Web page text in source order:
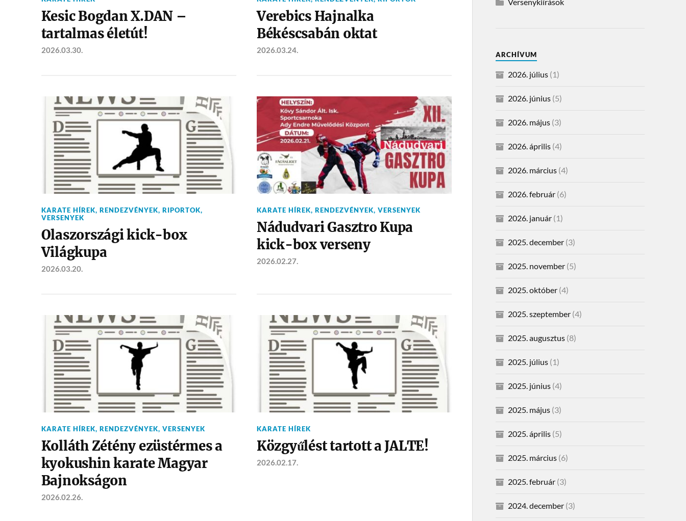
Kesic Bogdan X.DAN –
tartalmas életút!
2026.03.30.
Verebics Hajnalka
Békéscsabán oktat
2026.03.24.
KARATE HÍREK, RENDEZVÉNYEK, RIPORTOK,
VERSENYEK
Olaszországi kick-box
Világkupa
2026.03.20.
KARATE HÍREK, RENDEZVÉNYEK, VERSENYEK
Nádudvari Gasztro Kupa
kick-box verseny
2026.02.27.
KARATE HÍREK, RENDEZVÉNYEK, VERSENYEK
Kolláth Zétény ezüstérmes a
kyokushin karate Magyar
Bajnokságon
2026.02.26.
KARATE HÍREK
Közgyűlést tartott a JALTE!
2026.02.17.
ARCHÍVUM
2026. július(1)
2026. június(5)
2026. május(3)
2026. április(4)
2026. március(4)
2026. február(6)
2026. január(1)
2025. december(3)
2025. november(5)
2025. október(4)
2025. szeptember(4)
2025. augusztus(8)
2025. július(1)
2025. június(4)
2025. május(3)
2025. április(5)
2025. március(6)
2025. február(3)
2024. december(3)